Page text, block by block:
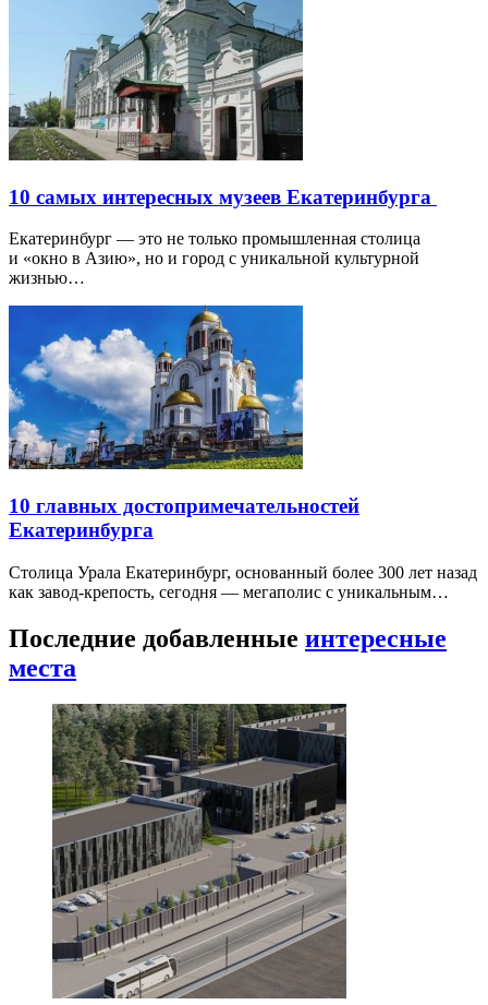
10 самых интересных музеев Екатеринбурга
Екатеринбург — это не только промышленная столица
и «окно в Азию», но и город с уникальной культурной
жизнью…
10 главных достопримечательностей
Екатеринбурга
Столица Урала Екатеринбург, основанный более 300 лет назад
как завод-крепость, сегодня — мегаполис с уникальным…
Последние добавленные интересные
места